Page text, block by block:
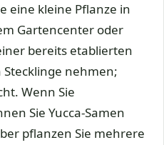
eine kleine Pflanze in
Gartencenter oder
bereits etablierten
Stecklinge nehmen;
Wenn Sie
Sie Yucca-Samen
pflanzen Sie mehrere